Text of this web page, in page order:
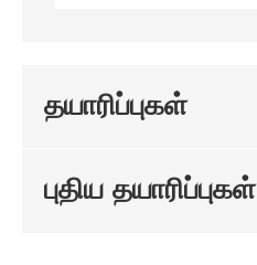
தயாரிப்புகள்
புதிய தயாரிப்புகள்